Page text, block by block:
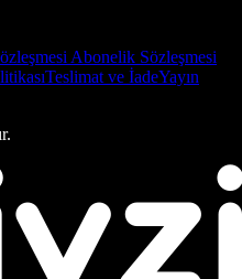
Abonelik Sözleşmesi
Teslimat ve İadeYayın